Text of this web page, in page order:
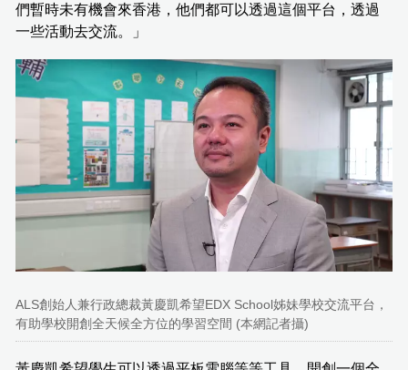
們暫時未有機會來香港，他們都可以透過這個平台，透過
一些活動去交流。」
ALS創始人兼行政總裁黃慶凱希望EDX School姊妹學校交流平台，
有助學校開創全天候全方位的學習空間 (本網記者攝)